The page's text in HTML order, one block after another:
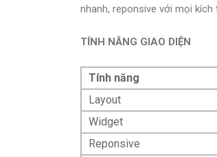
nhanh, reponsive với mọi
TÍNH NĂNG GIAO DIỆN
Tính năng
Layout
Widget
Reponsive